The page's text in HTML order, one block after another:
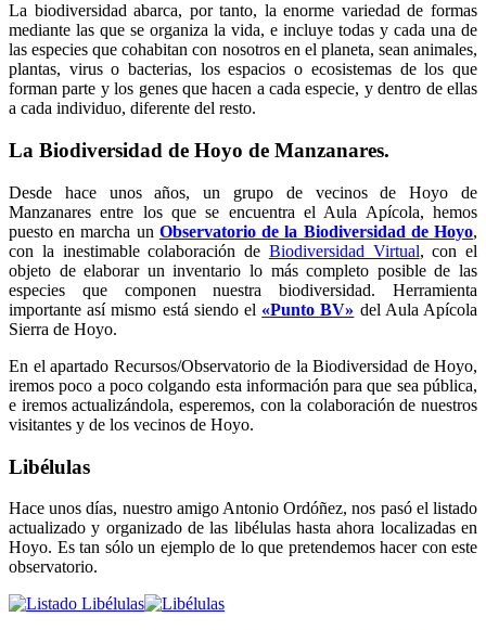
La biodiversidad abarca, por tanto, la enorme variedad de formas
mediante las que se organiza la vida, e incluye todas y cada una de
las especies que cohabitan con nosotros en el planeta, sean animales,
plantas, virus o bacterias, los espacios o ecosistemas de los que
forman parte y los genes que hacen a cada especie, y dentro de ellas
a cada individuo, diferente del resto.
La Biodiversidad de Hoyo de Manzanares.
Desde hace unos años, un grupo de vecinos de Hoyo de
Manzanares entre los que se encuentra el Aula Apícola, hemos
puesto en marcha un Observatorio de la Biodiversidad de Hoyo,
con la inestimable colaboración de Biodiversidad Virtual, con el
objeto de elaborar un inventario lo más completo posible de las
especies que componen nuestra biodiversidad. Herramienta
importante así mismo está siendo el «Punto BV» del Aula Apícola
Sierra de Hoyo.
En el apartado Recursos/Observatorio de la Biodiversidad de Hoyo,
iremos poco a poco colgando esta información para que sea pública,
e iremos actualizándola, esperemos, con la colaboración de nuestros
visitantes y de los vecinos de Hoyo.
Libélulas
Hace unos días, nuestro amigo Antonio Ordóñez, nos pasó el listado
actualizado y organizado de las libélulas hasta ahora localizadas en
Hoyo. Es tan sólo un ejemplo de lo que pretendemos hacer con este
observatorio.